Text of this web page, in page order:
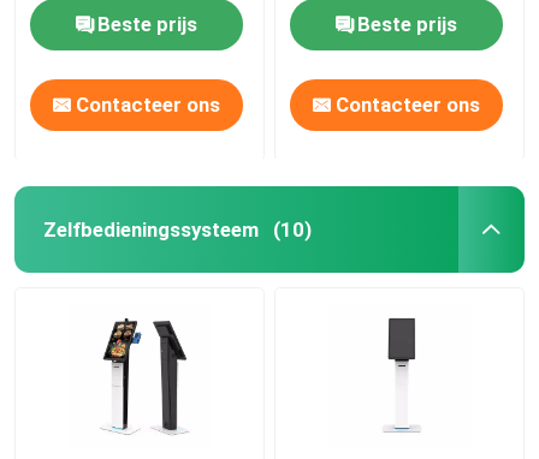
Beste prijs
Contacteer ons
Beste prijs
Contacteer ons
Zelfbedieningssysteem (10)